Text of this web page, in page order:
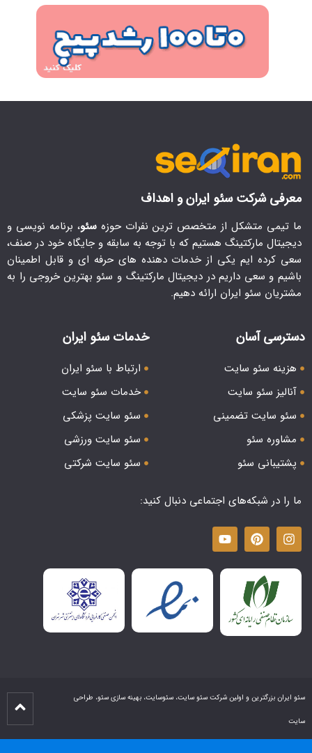
معرفی شرکت سئو ایران و اهداف
ما تیمی متشکل از متخصص ترین نفرات حوزه سئو، برنامه نویسی و
دیجیتال مارکتینگ هستیم که با توجه به سابقه و جایگاه خود در صنف،
سعی کرده ایم یکی از خدمات دهنده های حرفه ای و قابل اطمینان
باشیم و سعی داریم در دیجیتال مارکتینگ و سئو بهترین خروجی را به
مشتریان سئو ایران ارائه دهیم.
دسترسی آسان
هزینه سئو سایت
آنالیز سئو سایت
سئو سایت تضمینی
مشاوره سئو
پشتیبانی سئو
خدمات سئو ایران
ارتباط با سئو ایران
خدمات سئو سایت
سئو سایت پزشکی
سئو سایت ورزشی
سئو سایت شرکتی
ما را در شبکه‌های اجتماعی دنبال کنید:
سئو ایران بزرگترین و اولین شرکت سئو سایت، سئوسایت، بهینه سازی سئو، طراحی
سایت